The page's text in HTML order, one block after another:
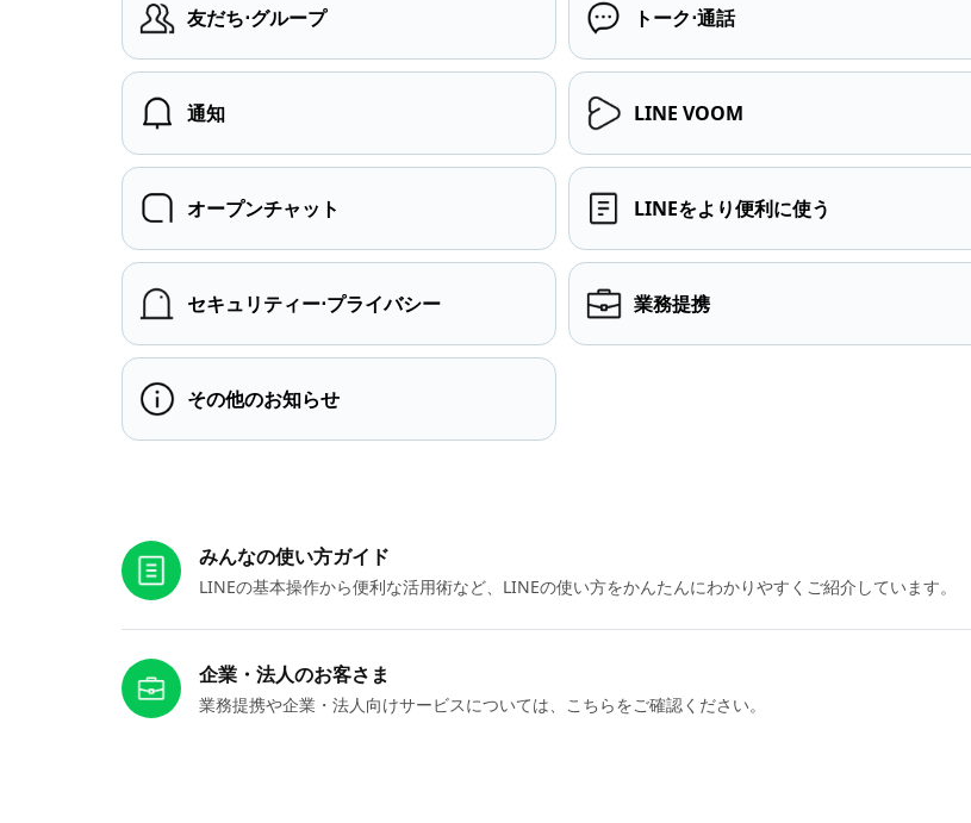
友だち⋅グループ トーク⋅通話
通知 LINE VOOM
オープンチャット LINEをより便利に使う
セキュリティー⋅プライバシー 業務提携
その他のお知らせ
みんなの使い方ガイド
LINEの基本操作から便利な活用術など、LINEの使い方をかんたんにわかりやすくご紹介しています。
企業・法人のお客さま
業務提携や企業・法人向けサービスについては、こちらをご確認ください。